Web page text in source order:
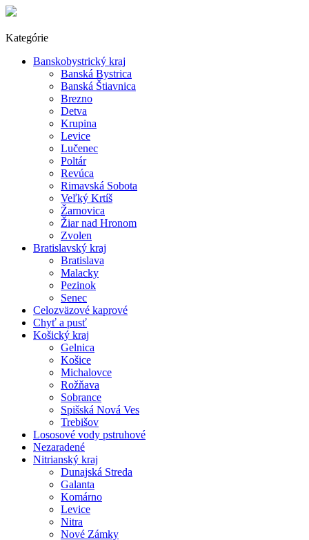
Kategórie
Banskobystrický kraj
Banská Bystrica
Banská Štiavnica
Brezno
Detva
Krupina
Levice
Lučenec
Poltár
Revúca
Rimavská Sobota
Veľký Krtíš
Žarnovica
Žiar nad Hronom
Zvolen
Bratislavský kraj
Bratislava
Malacky
Pezinok
Senec
Celozväzové kaprové
Chyť a pusť
Košický kraj
Gelnica
Košice
Michalovce
Rožňava
Sobrance
Spišská Nová Ves
Trebišov
Lososové vody pstruhové
Nezaradené
Nitrianský kraj
Dunajská Streda
Galanta
Komárno
Levice
Nitra
Nové Zámky